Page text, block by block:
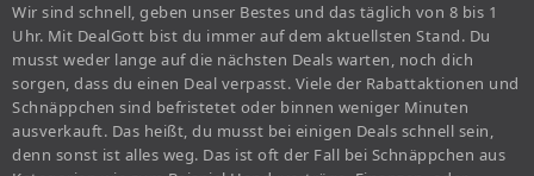
Wir sind schnell, geben unser Bestes und das täglich von 8 bis 1
Uhr. Mit DealGott bist du immer auf dem aktuellsten Stand. Du
musst weder lange auf die nächsten Deals warten, noch dich
sorgen, dass du einen Deal verpasst. Viele der Rabattaktionen und
Schnäppchen sind befristetet oder binnen weniger Minuten
ausverkauft. Das heißt, du musst bei einigen Deals schnell sein,
denn sonst ist alles weg. Das ist oft der Fall bei Schnäppchen aus